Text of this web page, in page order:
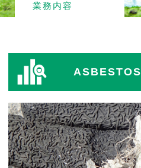
業務内容
ASBESTOS